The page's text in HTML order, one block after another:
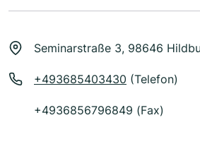
Seminarstraße 3, 98646
+493685403430 (Telefon)
+4936856796849 (Fax)